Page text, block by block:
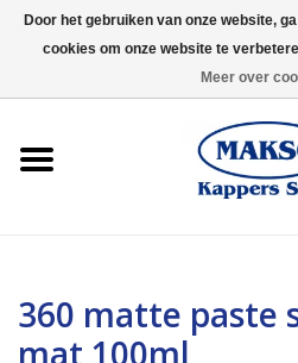
Kaaral
360 matte paste
mat 100ml
Door het gebruiken van onze website,
cookies om onze website te
Meer over